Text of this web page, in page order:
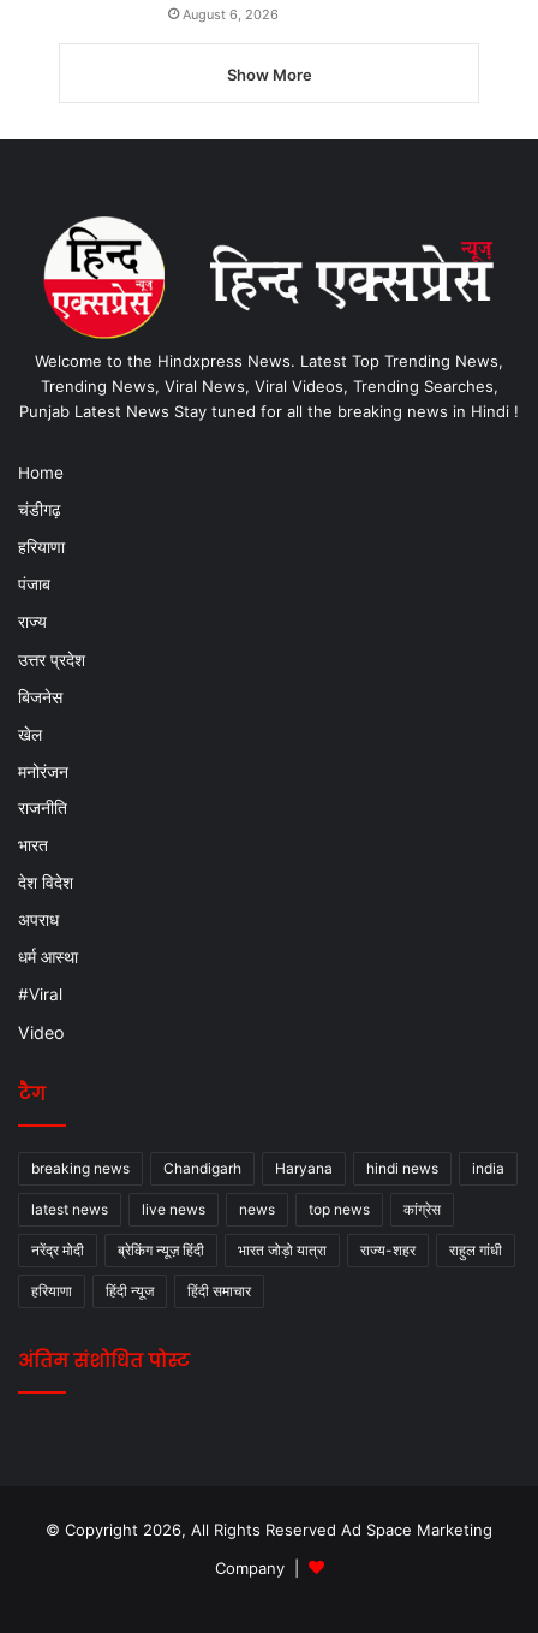
August 6, 2026
Show More
Welcome to the Hindxpress News. Latest Top Trending News,
Trending News, Viral News, Viral Videos, Trending Searches,
Punjab Latest News Stay tuned for all the breaking news in Hindi !
Home
चंडीगढ़
हरियाणा
पंजाब
राज्य
उत्तर प्रदेश
बिजनेस
खेल
मनोरंजन
राजनीति
भारत
देश विदेश
अपराध
धर्म आस्था
#Viral
Video
टैग
breaking news Chandigarh Haryana hindi news india
latest news live news news top news कांग्रेस
नरेंद्र मोदी ब्रेकिंग न्यूज़ हिंदी भारत जोड़ो यात्रा राज्य-शहर राहुल गांधी
हरियाणा हिंदी न्यूज हिंदी समाचार
अंतिम संशोधित पोस्ट
© Copyright 2026, All Rights Reserved Ad Space Marketing
Company |